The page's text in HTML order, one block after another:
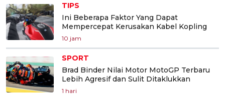
TIPS
Ini Beberapa Faktor Yang Dapat
Mempercepat Kerusakan Kabel Kopling
10 jam
SPORT
Brad Binder Nilai Motor MotoGP Terbaru
Lebih Agresif dan Sulit Ditaklukkan
1 hari